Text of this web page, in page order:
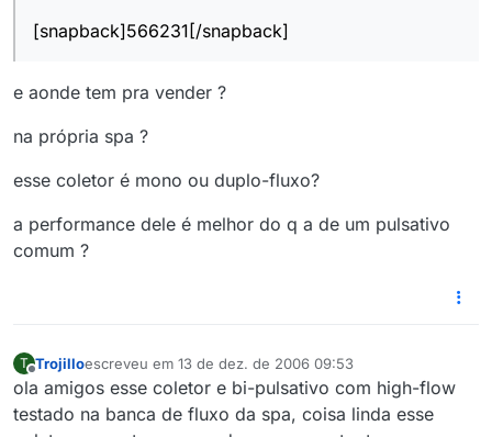
[snapback]566231[/snapback]
e aonde tem pra vender ?
na própria spa ?
esse coletor é mono ou duplo-fluxo?
a performance dele é melhor do q a de um pulsativo
comum ?
T
Offline
Trojilloescreveu em 13 de dez. de 2006 09:53
última edição por
ola amigos esse coletor e bi-pulsativo com high-flow
testado na banca de fluxo da spa, coisa linda esse